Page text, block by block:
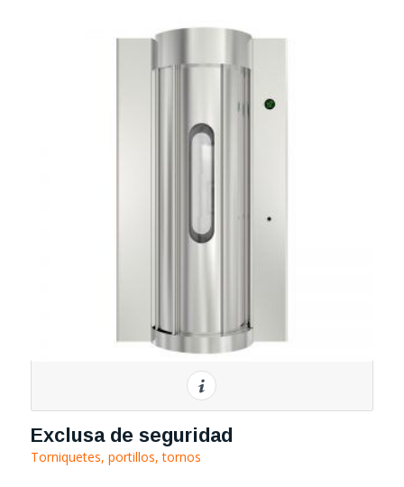
Exclusa de seguridad
Torniquetes, portillos, tornos